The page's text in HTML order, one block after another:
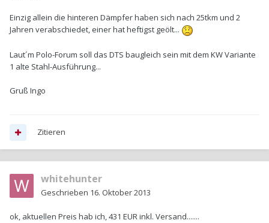
Einzig allein die hinteren Dämpfer haben sich nach 25tkm und 2
Jahren verabschiedet, einer hat heftigst geölt...
Laut´m Polo-Forum soll das DTS baugleich sein mit dem KW Variante
1 alte Stahl-Ausführung...
Gruß Ingo
Zitieren
whitehunter
Geschrieben 16. Oktober 2013
ok, aktuellen Preis hab ich, 431 EUR inkl. Versand.......